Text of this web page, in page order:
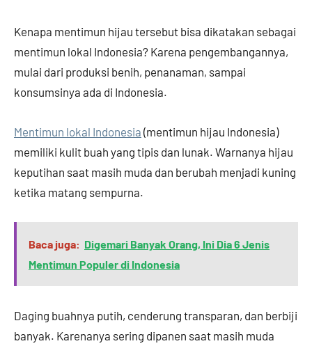
Kenapa mentimun hijau tersebut bisa dikatakan sebagai
mentimun lokal Indonesia? Karena pengembangannya,
mulai dari produksi benih, penanaman, sampai
konsumsinya ada di Indonesia.
Mentimun lokal Indonesia (mentimun hijau Indonesia)
memiliki kulit buah yang tipis dan lunak. Warnanya hijau
keputihan saat masih muda dan berubah menjadi kuning
ketika matang sempurna.
Baca juga: Digemari Banyak Orang, Ini Dia 6 Jenis
Mentimun Populer di Indonesia
Daging buahnya putih, cenderung transparan, dan berbiji
banyak. Karenanya sering dipanen saat masih muda